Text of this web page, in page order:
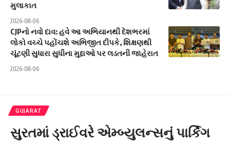
મુલાકાત
2026-08-06
CJPનો નવો દાવ: હવે આ અભિયાનથી દેશભરમાં
લોકો વચ્ચે પહોંચશે અભિજીત દીપકે, શિક્ષણથી
ચૂંટણી સુધારા સુધીના મુદ્દાઓ પર લડતની જાહેરાત
2026-08-06
GUJARAT
સુરતમાં ડ્રાઈવરે એમ્બ્યુલન્સનું પાર્કિંગ